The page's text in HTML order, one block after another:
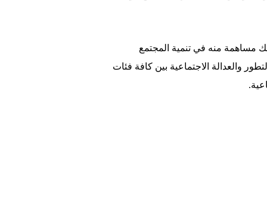
مساهمة منه في تنمية المجتمع
والعدالة الاجتماعية بين كافة فئات